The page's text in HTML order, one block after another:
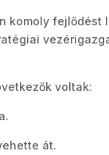
komoly
voltak:
át.